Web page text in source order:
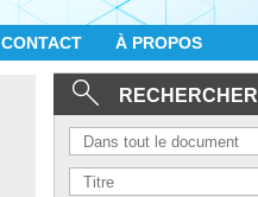
CONTACT À PROPOS
RECHERCHER